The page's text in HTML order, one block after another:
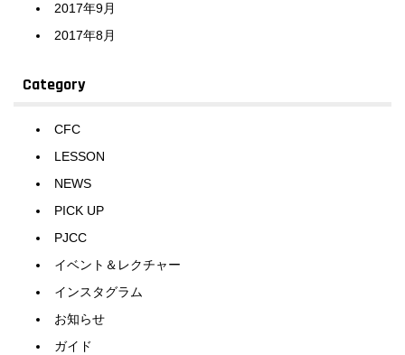
2017年9月
2017年8月
Category
CFC
LESSON
NEWS
PICK UP
PJCC
イベント＆レクチャー
インスタグラム
お知らせ
ガイド